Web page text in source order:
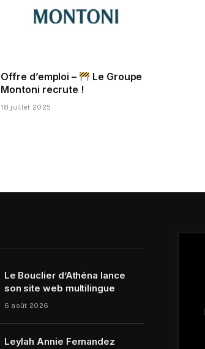
Offre d’emploi –
Le Groupe
Montoni recrute !
18 juillet 2025
Le Bouclier d’Athéna lance
son site web multilingue
6 août 2026
Leylah Annie Fernandez